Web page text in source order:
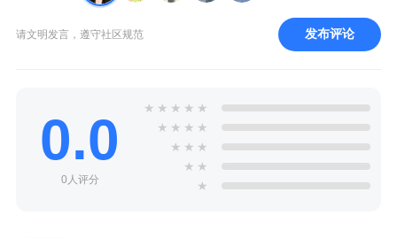
请文明发言，遵守社区规范 发布评论
0.0
0人评分
★ ★ ★ ★ ★
★ ★ ★ ★
★ ★ ★
★ ★
★